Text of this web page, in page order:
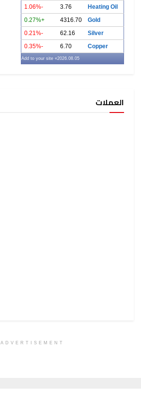
Heating Oil
3.76
-1.06%
Gold
4316.70
+0.27%
Silver
62.16
-0.21%
Copper
6.70
-0.35%
2026.08.05
» Add to your site
العملات
ADVERTISEMENT